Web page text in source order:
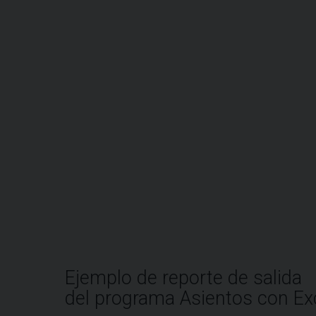
Ejemplo de reporte de salida
del programa Asientos con